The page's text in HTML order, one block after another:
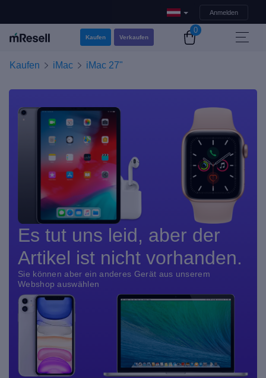
Anmelden
Kaufen Verkaufen
0
Kaufen iMac iMac 27"
Es tut uns leid, aber der
Artikel ist nicht vorhanden.
Sie können aber ein anderes Gerät aus unserem
Webshop auswählen